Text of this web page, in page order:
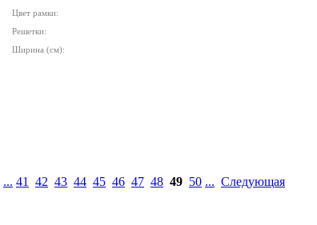
Цвет рамки:
Решетки:
Ширина (см):
... 41 42 43 44 45 46 47 48 49 50 ... Следующая